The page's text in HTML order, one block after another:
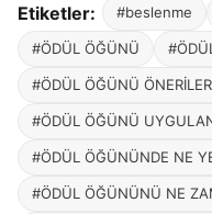
Etiketler: #beslenme
#ÖDÜL ÖĞÜNÜ
#ÖDÜL ÖĞÜNÜ
#ÖDÜL ÖĞÜNÜ
#ÖDÜL ÖĞÜNÜNDE NE
#ÖDÜL ÖĞÜNÜNÜ NE